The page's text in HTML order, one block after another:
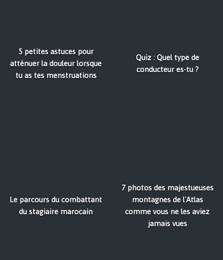
5 petites astuces pour
atténuer la douleur lorsque
tu as tes menstruations
Quiz : Quel type de
conducteur es-tu ?
Le parcours du combattant
du stagiaire marocain
7 photos des majestueuses
montagnes de l'Atlas
comme vous ne les aviez
jamais vues